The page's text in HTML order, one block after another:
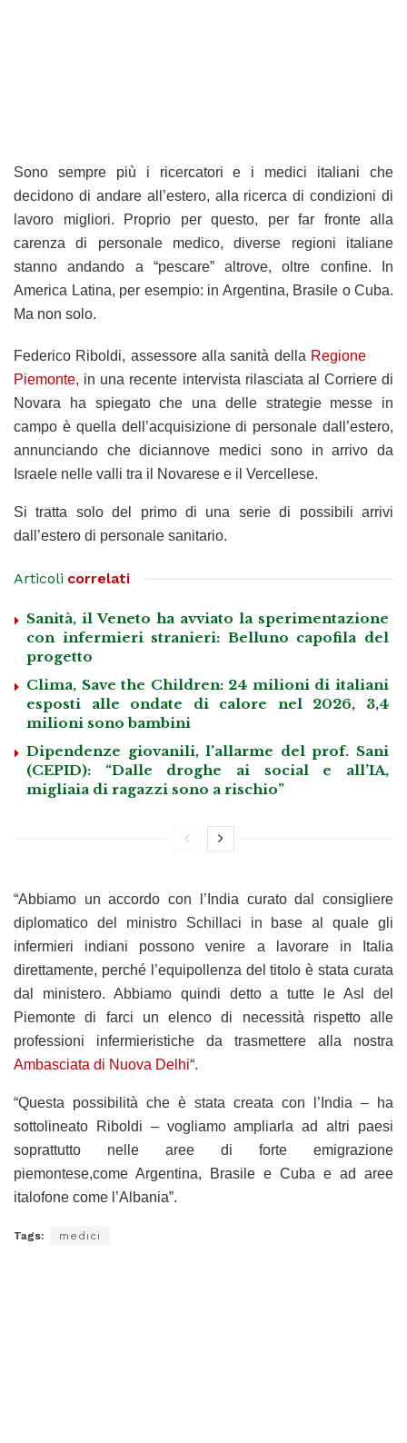
Sono sempre più i ricercatori e i medici italiani che
decidono di andare all’estero, alla ricerca di condizioni di
lavoro migliori. Proprio per questo, per far fronte alla
carenza di personale medico, diverse regioni italiane
stanno andando a “pescare” altrove, oltre confine. In
America Latina, per esempio: in Argentina, Brasile o Cuba.
Ma non solo.
Federico Riboldi, assessore alla sanità della Regione
Piemonte, in una recente intervista rilasciata al Corriere di
Novara ha spiegato che una delle strategie messe in
campo è quella dell’acquisizione di personale dall’estero,
annunciando che diciannove medici sono in arrivo da
Israele nelle valli tra il Novarese e il Vercellese.
Si tratta solo del primo di una serie di possibili arrivi
dall’estero di personale sanitario.
Articoli correlati
Sanità, il Veneto ha avviato la sperimentazione
con infermieri stranieri: Belluno capofila del
progetto
Clima, Save the Children: 24 milioni di italiani
esposti alle ondate di calore nel 2026, 3,4
milioni sono bambini
Dipendenze giovanili, l’allarme del prof. Sani
(CEPID): “Dalle droghe ai social e all’IA,
migliaia di ragazzi sono a rischio”
“Abbiamo un accordo con l’India curato dal consigliere
diplomatico del ministro Schillaci in base al quale gli
infermieri indiani possono venire a lavorare in Italia
direttamente, perché l’equipollenza del titolo è stata curata
dal ministero. Abbiamo quindi detto a tutte le Asl del
Piemonte di farci un elenco di necessità rispetto alle
professioni infermieristiche da trasmettere alla nostra
Ambasciata di Nuova Delhi“.
“Questa possibilità che è stata creata con l’India – ha
sottolineato Riboldi – vogliamo ampliarla ad altri paesi
soprattutto nelle aree di forte emigrazione
piemontese,come Argentina, Brasile e Cuba e ad aree
italofone come l’Albania”.
Tags: medici